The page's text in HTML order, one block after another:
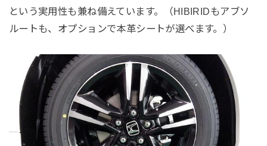
という実用性も兼ね備えています。（HIBIRIDもアブソ
ルートも、オプションで本革シートが選べます。）